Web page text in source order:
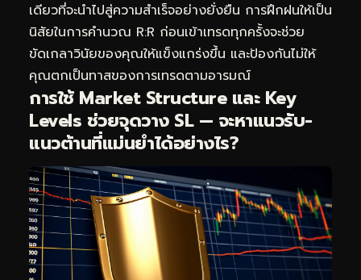
เดียวที่จะนำไปสู่ความสำเร็จอย่างยั่งยืน การฝึกฝนให้เป็น
นิสัยในการคำนวณ R:R ก่อนเข้าเทรดทุกครั้งจะช่วย
ขัดเกลาวินัยของคุณให้แข็งแกร่งขึ้น และป้องกันไม่ให้
คุณตกเป็นทาสของการเทรดตามอารมณ์
การใช้ Market Structure และ Key
Levels ช่วยจุดวาง SL — จะหาแนวรับ-
แนวต้านที่แม่นยำได้อย่างไร?